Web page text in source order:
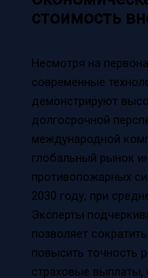
стоимость
Несмотря на
современные
демонстрируют
долгосрочной
международной
глобальный рынок
противопожарных
2030 году, при
Эксперты
позволяет
повысить точность
страховые